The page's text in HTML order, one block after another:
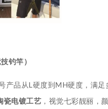
钓竿）
品从L硬度到MH硬度，满
瓷电镀工艺 ，视觉七彩靓丽，